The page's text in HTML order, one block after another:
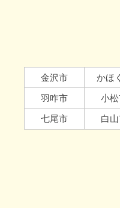
金沢市
羽咋市
七尾市
かほく
小松
白